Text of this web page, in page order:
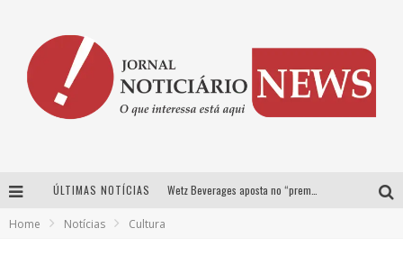
ÚLTIMAS NOTÍCIAS
Home Notícias Cultura